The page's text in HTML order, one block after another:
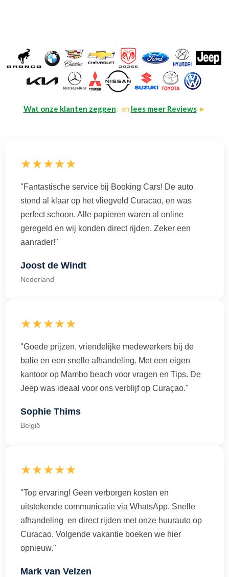
Wat onze klanten zeggen: en lees meer Reviews►
★★★★★
"Fantastische service bij Booking Cars! De auto
stond al klaar op het vliegveld Curacao, en was
perfect schoon. Alle papieren waren al online
geregeld en wij konden direct rijden. Zeker een
aanrader!"
Joost de Windt
Nederland
★★★★★
"Goede prijzen, vriendelijke medewerkers bij de
balie en een snelle afhandeling. Met een eigen
kantoor op Mambo beach voor vragen en Tips. De
Jeep was ideaal voor ons verblijf op Curaçao."
Sophie Thims
België
★★★★★
"Top ervaring! Geen verborgen kosten en
uitstekende communicatie via WhatsApp. Snelle
afhandeling en direct rijden met onze huurauto op
Curacao. Volgende vakantie boeken we hier
opnieuw."
Mark van Velzen